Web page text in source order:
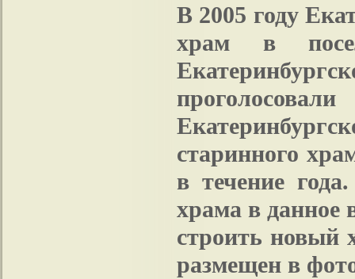
В 2005 году
храм в
старинного
в течение
храма в данное
строить новый
размещен в